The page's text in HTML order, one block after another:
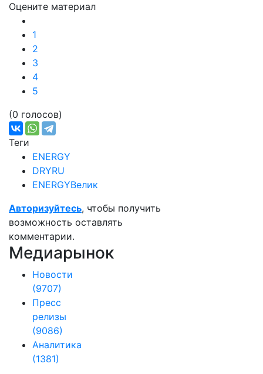
Оцените материал
1
2
3
4
5
(0 голосов)
Теги
ENERGY
DRYRU
ENERGYВелик
Авторизуйтесь, чтобы получить
возможность оставлять
комментарии.
Медиарынок
Новости
(9707)
Пресс
релизы
(9086)
Аналитика
(1381)